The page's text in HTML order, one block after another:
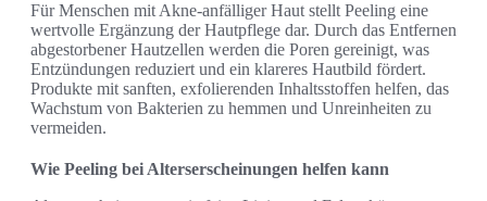
Für Menschen mit Akne-anfälliger Haut stellt Peeling eine
wertvolle Ergänzung der Hautpflege dar. Durch das Entfernen
abgestorbener Hautzellen werden die Poren gereinigt, was
Entzündungen reduziert und ein klareres Hautbild fördert.
Produkte mit sanften, exfolierenden Inhaltsstoffen helfen, das
Wachstum von Bakterien zu hemmen und Unreinheiten zu
vermeiden.
Wie Peeling bei Alterserscheinungen helfen kann